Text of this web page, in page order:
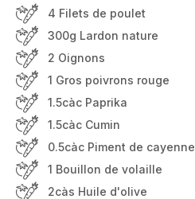
4 Filets de poulet
300g Lardon nature
2 Oignons
1 Gros poivrons rouge
1.5càc Paprika
1.5càc Cumin
0.5càc Piment de cayenne
1 Bouillon de volaille
2càs Huile d'olive